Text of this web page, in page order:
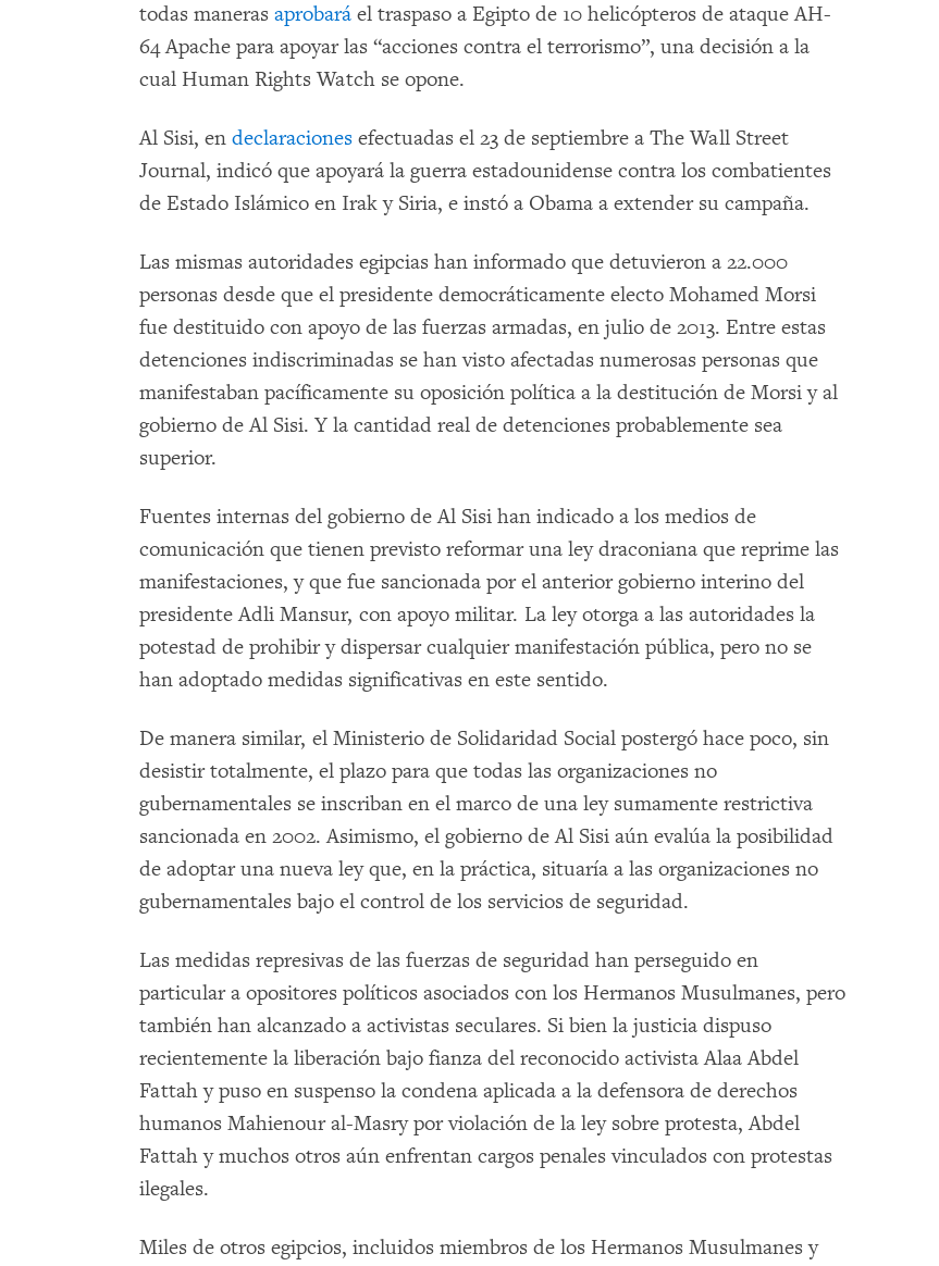
todas maneras aprobará el traspaso a Egipto de 10 helicópteros de ataque AH-
64 Apache para apoyar las “acciones contra el terrorismo”, una decisión a la
cual Human Rights Watch se opone.
Al Sisi, en declaraciones efectuadas el 23 de septiembre a The Wall Street
Journal, indicó que apoyará la guerra estadounidense contra los combatientes
de Estado Islámico en Irak y Siria, e instó a Obama a extender su campaña.
Las mismas autoridades egipcias han informado que detuvieron a 22.000
personas desde que el presidente democráticamente electo Mohamed Morsi
fue destituido con apoyo de las fuerzas armadas, en julio de 2013. Entre estas
detenciones indiscriminadas se han visto afectadas numerosas personas que
manifestaban pacíficamente su oposición política a la destitución de Morsi y al
gobierno de Al Sisi. Y la cantidad real de detenciones probablemente sea
superior.
Fuentes internas del gobierno de Al Sisi han indicado a los medios de
comunicación que tienen previsto reformar una ley draconiana que reprime las
manifestaciones, y que fue sancionada por el anterior gobierno interino del
presidente Adli Mansur, con apoyo militar. La ley otorga a las autoridades la
potestad de prohibir y dispersar cualquier manifestación pública, pero no se
han adoptado medidas significativas en este sentido.
De manera similar, el Ministerio de Solidaridad Social postergó hace poco, sin
desistir totalmente, el plazo para que todas las organizaciones no
gubernamentales se inscriban en el marco de una ley sumamente restrictiva
sancionada en 2002. Asimismo, el gobierno de Al Sisi aún evalúa la posibilidad
de adoptar una nueva ley que, en la práctica, situaría a las organizaciones no
gubernamentales bajo el control de los servicios de seguridad.
Las medidas represivas de las fuerzas de seguridad han perseguido en
particular a opositores políticos asociados con los Hermanos Musulmanes, pero
también han alcanzado a activistas seculares. Si bien la justicia dispuso
recientemente la liberación bajo fianza del reconocido activista Alaa Abdel
Fattah y puso en suspenso la condena aplicada a la defensora de derechos
humanos Mahienour al-Masry por violación de la ley sobre protesta, Abdel
Fattah y muchos otros aún enfrentan cargos penales vinculados con protestas
ilegales.
Miles de otros egipcios, incluidos miembros de los Hermanos Musulmanes y